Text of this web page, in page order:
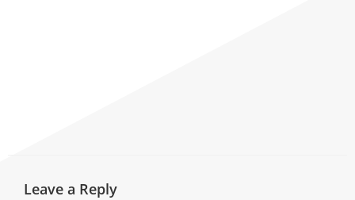
Leave a Reply